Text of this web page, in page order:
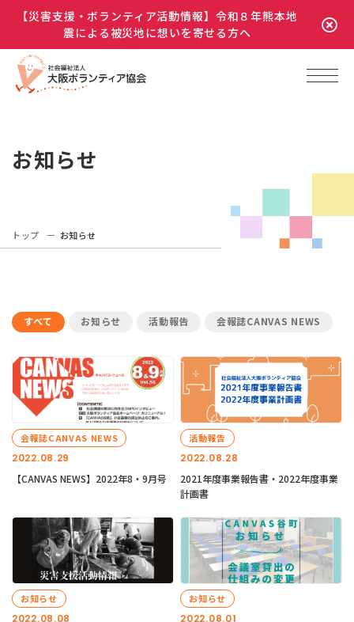
【災害支援・ボランティア活動情報】令和８年熊本地
震による被災地に想いを寄せる方へ
お知らせ
トップ お知らせ
すべて お知らせ 活動報告 会報誌CANVAS NEWS
2022.08.29
会報誌CANVAS NEWS
【CANVAS NEWS】2022年8・9月号
2022.08.28
活動報告
2021年度事業報告書・2022年度事業
計画書
2022.08.08
お知らせ
2022.08.01
お知らせ